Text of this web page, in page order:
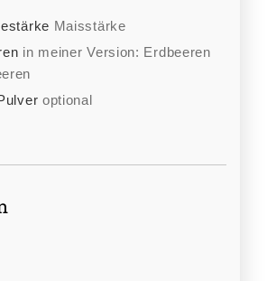
Maisstärke
in meiner Version: Erdbeeren
optional